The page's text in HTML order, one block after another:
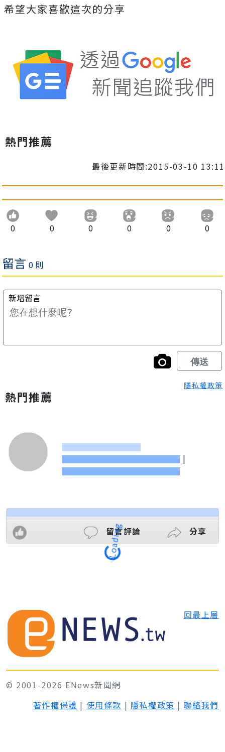
希望大家喜歡這次的分享
熱門推薦
最後更新時間:2015-03-10 13:11
0 0 0 0 0 0
隱私權政策
熱門推薦
|
留言評論 分享
Loading
回最上層
© 2001-2026 ENews新聞網
著作權保護 | 使用條款 | 隱私權政策 | 聯絡我們